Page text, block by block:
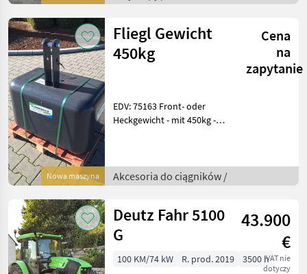
695kg Eigengewicht - mit
Nowa maszyna
Fliegl Gewicht
450kg
Cena
na
zapytanie
EDV: 75163 Front- oder
Heckgewicht - mit 450kg -
Bauweise können die
Scheinwerfe
Akcesoria do ciągników /
Deutz Fahr 5100
G
43.900
€
VAT nie
dotyczy
100 KM/74 kW R. prod. 2019 3500 h